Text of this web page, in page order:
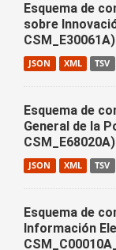
Esquema de
sobre
CSM_E30061A)
JSON XML TSV
Esquema de
General de la
CSM_E68020A)
JSON XML TSV
Esquema de
Información